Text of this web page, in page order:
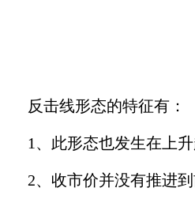
反击线形态的特征有：
1、此形态也发生在上升
2、收市价并没有推进到